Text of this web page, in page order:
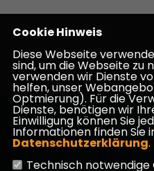
Cookie Hinweis
Diese Webseite
sind, um die Webseite zu
verwenden wir Dienste
helfen, unser
Optmierung). Für die
Dienste, benötigen wir
Einwilligung können Sie
Informationen finden Sie
Datenschutzerklärung.
Technisch notwendige